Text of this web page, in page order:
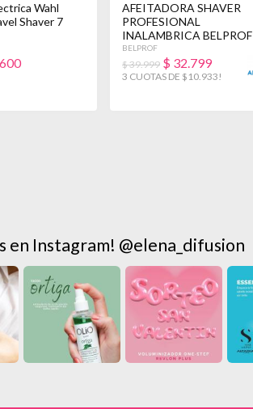
Wahl
Shaver 7
AFEITADORA SHAVER
PROFESIONAL
INALAMBRICA BELPROF
BARBERIA NEGRO
BELPROF
$ 39.999 $ 32.799
3 CUOTAS DE $10.933!
en Instagram! @elena_difusion